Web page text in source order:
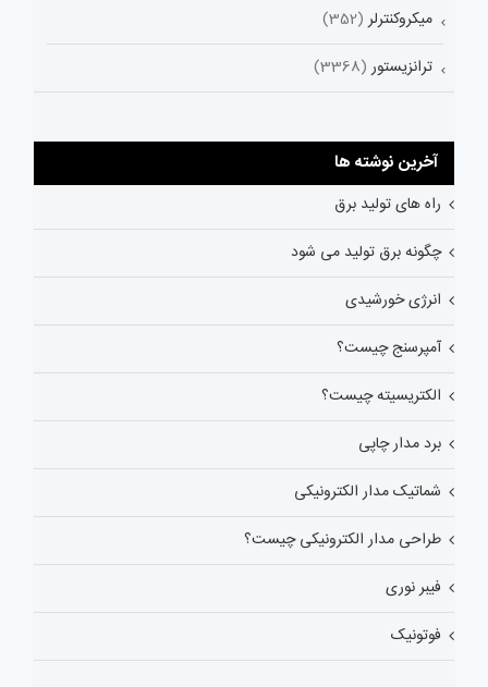
میکروکنترلر (352)
ترانزیستور (3368)
آخرین نوشته ها
راه های تولید برق
چگونه برق تولید می شود
انرژی خورشیدی
آمپرسنج چیست؟
الکتریسیته چیست؟
برد مدار چاپی
شماتیک مدار الکترونیکی
طراحی مدار الکترونیکی چیست؟
فیبر نوری
فوتونیک